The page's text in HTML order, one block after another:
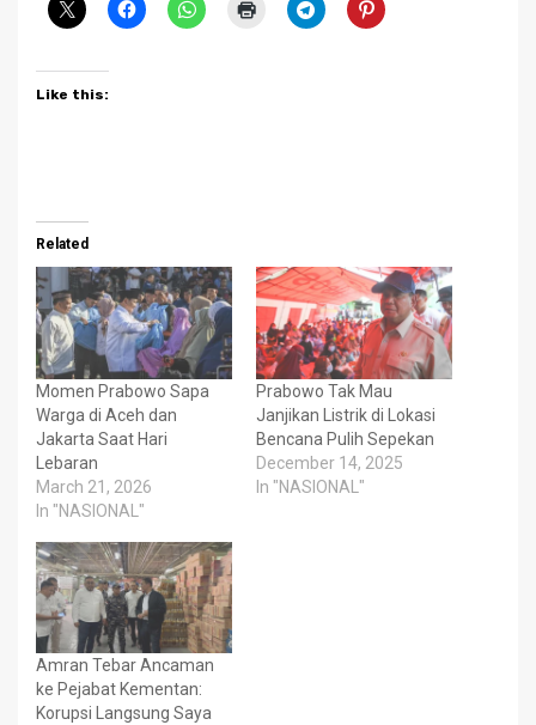
Like this:
Related
Momen Prabowo Sapa
Warga di Aceh dan
Jakarta Saat Hari
Lebaran
March 21, 2026
In "NASIONAL"
Prabowo Tak Mau
Janjikan Listrik di Lokasi
Bencana Pulih Sepekan
December 14, 2025
In "NASIONAL"
Amran Tebar Ancaman
ke Pejabat Kementan:
Korupsi Langsung Saya